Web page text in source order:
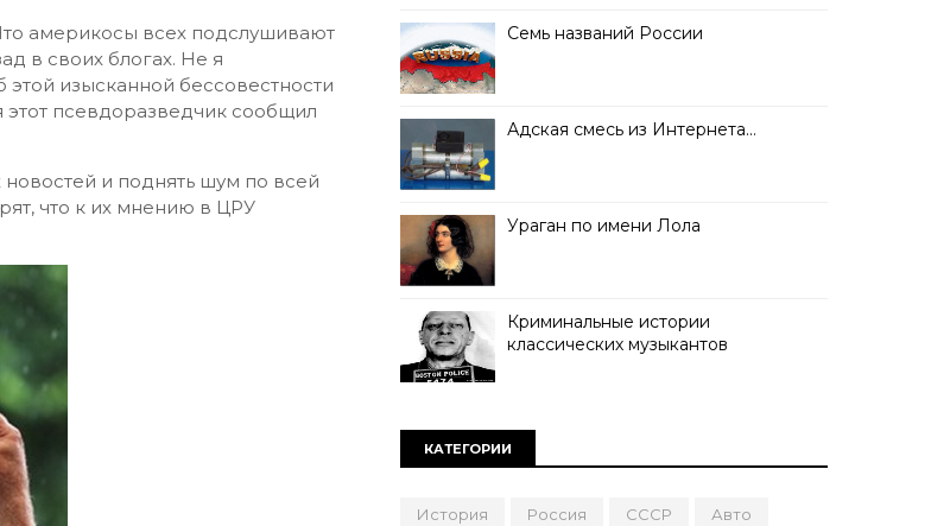
америкосы всех подслушивают
в своих блогах. Не я
изысканной бессовестности
этот псевдоразведчик сообщил
и поднять шум по всей
что к их мнению в ЦРУ
Семь названий России
Адская смесь из Интернета…
Ураган по имени Лола
Криминальные истории
классических музыкантов
КАТЕГОРИИ
История Россия СССР Авто